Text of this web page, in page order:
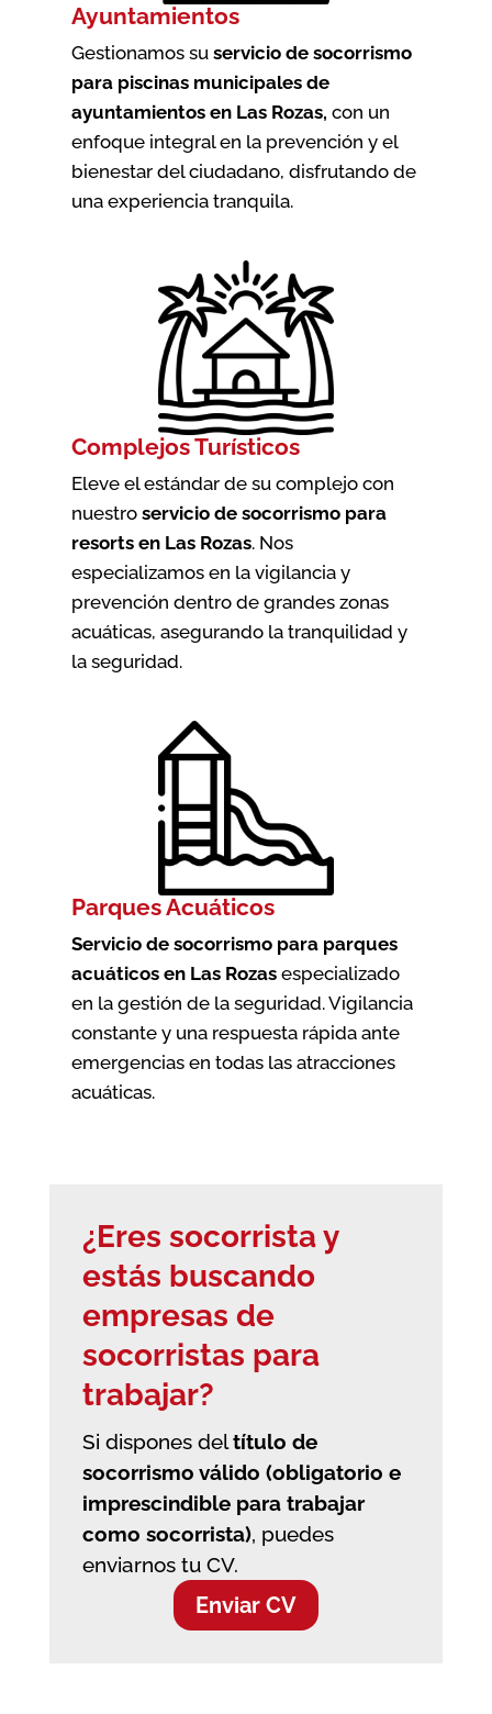
Ayuntamientos
Gestionamos su servicio de socorrismo
para piscinas municipales de
ayuntamientos en Las Rozas, con un
enfoque integral en la prevención y el
bienestar del ciudadano, disfrutando de
una experiencia tranquila.
Complejos Turísticos
Eleve el estándar de su complejo con
nuestro servicio de socorrismo para
resorts en Las Rozas. Nos
especializamos en la vigilancia y
prevención dentro de grandes zonas
acuáticas, asegurando la tranquilidad y
la seguridad.
Parques Acuáticos
Servicio de socorrismo para parques
acuáticos en Las Rozas especializado
en la gestión de la seguridad. Vigilancia
constante y una respuesta rápida ante
emergencias en todas las atracciones
acuáticas.
¿Eres socorrista y
estás buscando
empresas de
socorristas para
trabajar?
Si dispones deltítulo de
socorrismo válido (obligatorio e
imprescindible para trabajar
como socorrista), puedes
enviarnos tu CV.
Enviar CV